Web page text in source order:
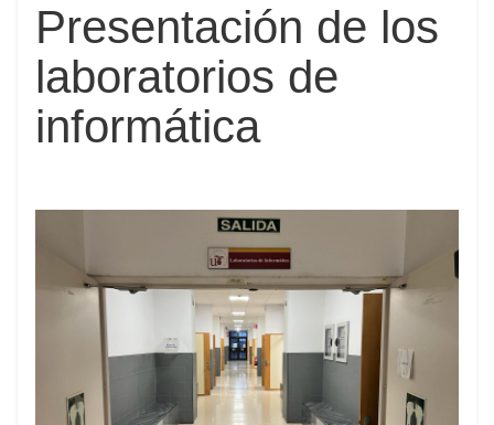
Presentación de los
laboratorios de
informática